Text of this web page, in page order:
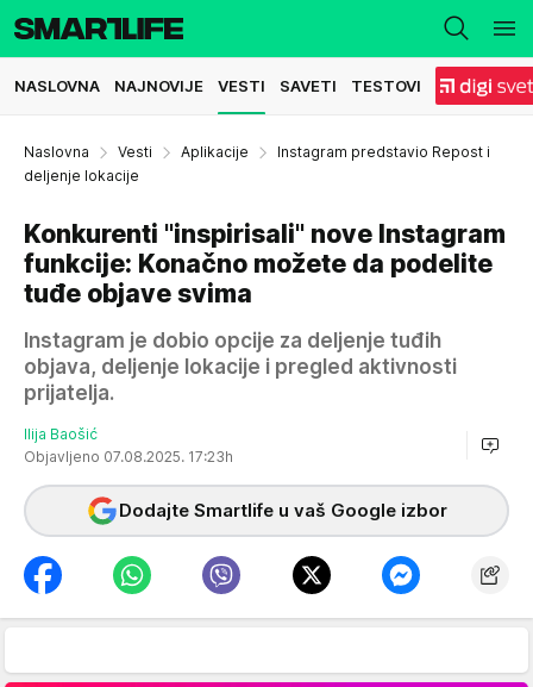
NASLOVNA NAJNOVIJE VESTI SAVETI TESTOVI
Naslovna Vesti Aplikacije
Instagram predstavio Repost i
deljenje lokacije
Konkurenti "inspirisali" nove Instagram
funkcije: Konačno možete da podelite
tuđe objave svima
Instagram je dobio opcije za deljenje tuđih
objava, deljenje lokacije i pregled aktivnosti
prijatelja.
Ilija Baošić
Objavljeno 07.08.2025. 17:23h
Dodajte Smartlife u vaš Google izbor